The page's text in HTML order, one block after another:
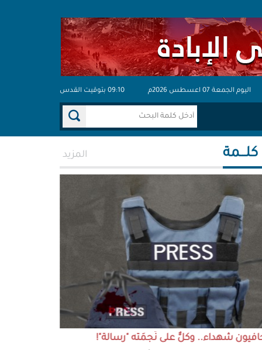
اليوم الجمعة 07 اعسطس 2026م 09:10 بتوقيت القدس
كلـــمة المزيد
شهداء.. وكلٌّ على نَجمَته "رسالة"!